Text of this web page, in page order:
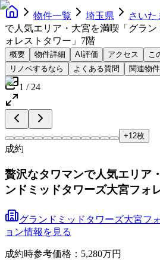
物件一覧 埼玉県 さいた
で人気エリア・大宮を満喫「グラ
ォレストタワー」7階
概要 物件詳細 AI評価 アクセス
こ
リノベするなら
よくある質問 関連物件
1 / 24
+12枚
成約
贅沢なタワマンで人気エリア
ンドミッドタワーズ大宮フォ
グランドミッドタワーズ大宮フ
ョン情報を見る
成約時参考価格：5,280万円